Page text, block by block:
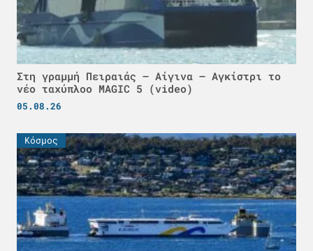
Στη γραμμή Πειραιάς – Αίγινα – Αγκίστρι το
νέο ταχύπλοο MAGIC 5 (video)
05.08.26
Κόσμος